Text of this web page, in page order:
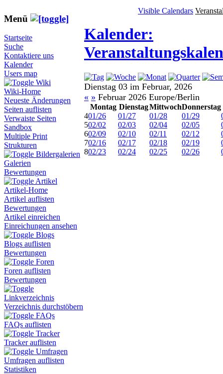
Menü
Startseite
Suche
Kontaktiere uns
Kalender
Users map
Wiki
Wiki-Home
Neueste Änderungen
Seiten auflisten
Verwaiste Seiten
Sandbox
Multiple Print
Strukturen
Bildergalerien
Galerien
Bewertungen
Artikel
Artikel-Home
Artikel auflisten
Bewertungen
Artikel einreichen
Einreichungen ansehen
Blogs
Blogs auflisten
Bewertungen
Foren
Foren auflisten
Bewertungen
Linkverzeichnis
Verzeichnis durchstöbern
FAQs
FAQs auflisten
Tracker
Tracker auflisten
Umfragen
Umfragen auflisten
Statistiken
Visible Calendars
Kalender:
Dienstag 03 im Februar, 2026
« » Februar 2026 Europe/Berlin
Montag DienstagMittwochDonnerstag
401/26 01/27 01/28 01/29
502/02 02/03 02/04 02/05
602/09 02/10 02/11 02/12
702/16 02/17 02/18 02/19
802/23 02/24 02/25 02/26